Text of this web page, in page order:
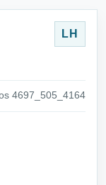
LH
4697_505_4164